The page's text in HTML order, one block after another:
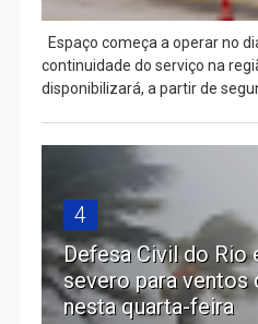
Espaço começa a operar no
continuidade do serviço na
disponibilizará, a partir de
4
Defesa Civil do Rio
severo para ventos
nesta quarta-feira